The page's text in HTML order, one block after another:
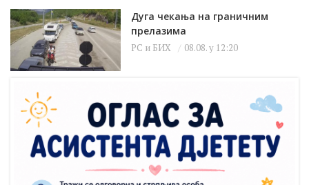
Дуга чекања на граничним
прелазима
РС и БИХ 08.08. у 12:20